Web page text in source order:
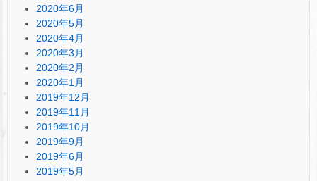
2020年6月
2020年5月
2020年4月
2020年3月
2020年2月
2020年1月
2019年12月
2019年11月
2019年10月
2019年9月
2019年6月
2019年5月